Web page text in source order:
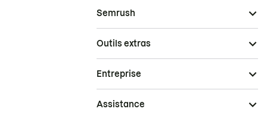
Semrush
Outils extras
Entreprise
Assistance